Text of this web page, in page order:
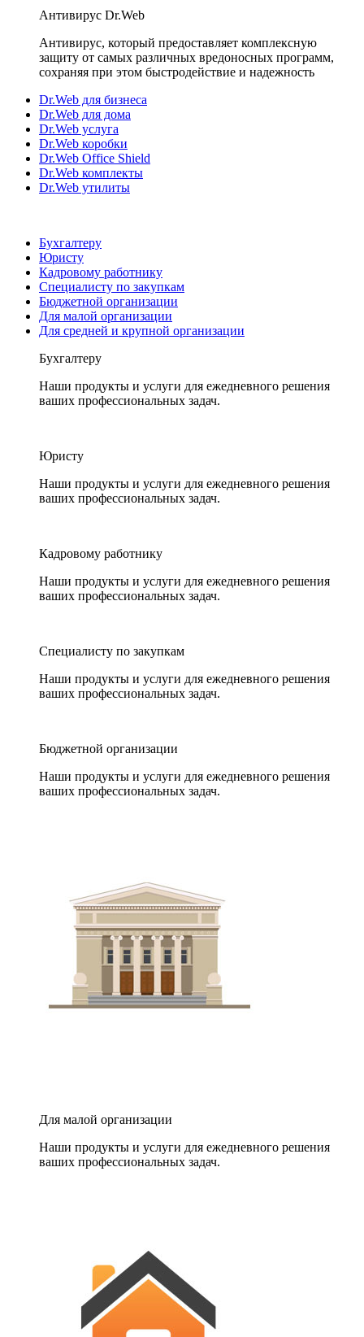
Антивирус Dr.Web
Антивирус, который предоставляет комплексную
защиту от самых различных вредоносных программ,
сохраняя при этом быстродействие и надежность
Dr.Web для бизнеса
Dr.Web для дома
Dr.Web услуга
Dr.Web коробки
Dr.Web Office Shield
Dr.Web комплекты
Dr.Web утилиты
Бухгалтеру
Юристу
Кадровому работнику
Специалисту по закупкам
Бюджетной организации
Для малой организации
Для средней и крупной организации
Бухгалтеру
Наши продукты и услуги для ежедневного решения
ваших профессиональных задач.
Юристу
Наши продукты и услуги для ежедневного решения
ваших профессиональных задач.
Кадровому работнику
Наши продукты и услуги для ежедневного решения
ваших профессиональных задач.
Специалисту по закупкам
Наши продукты и услуги для ежедневного решения
ваших профессиональных задач.
Бюджетной организации
Наши продукты и услуги для ежедневного решения
ваших профессиональных задач.
Для малой организации
Наши продукты и услуги для ежедневного решения
ваших профессиональных задач.